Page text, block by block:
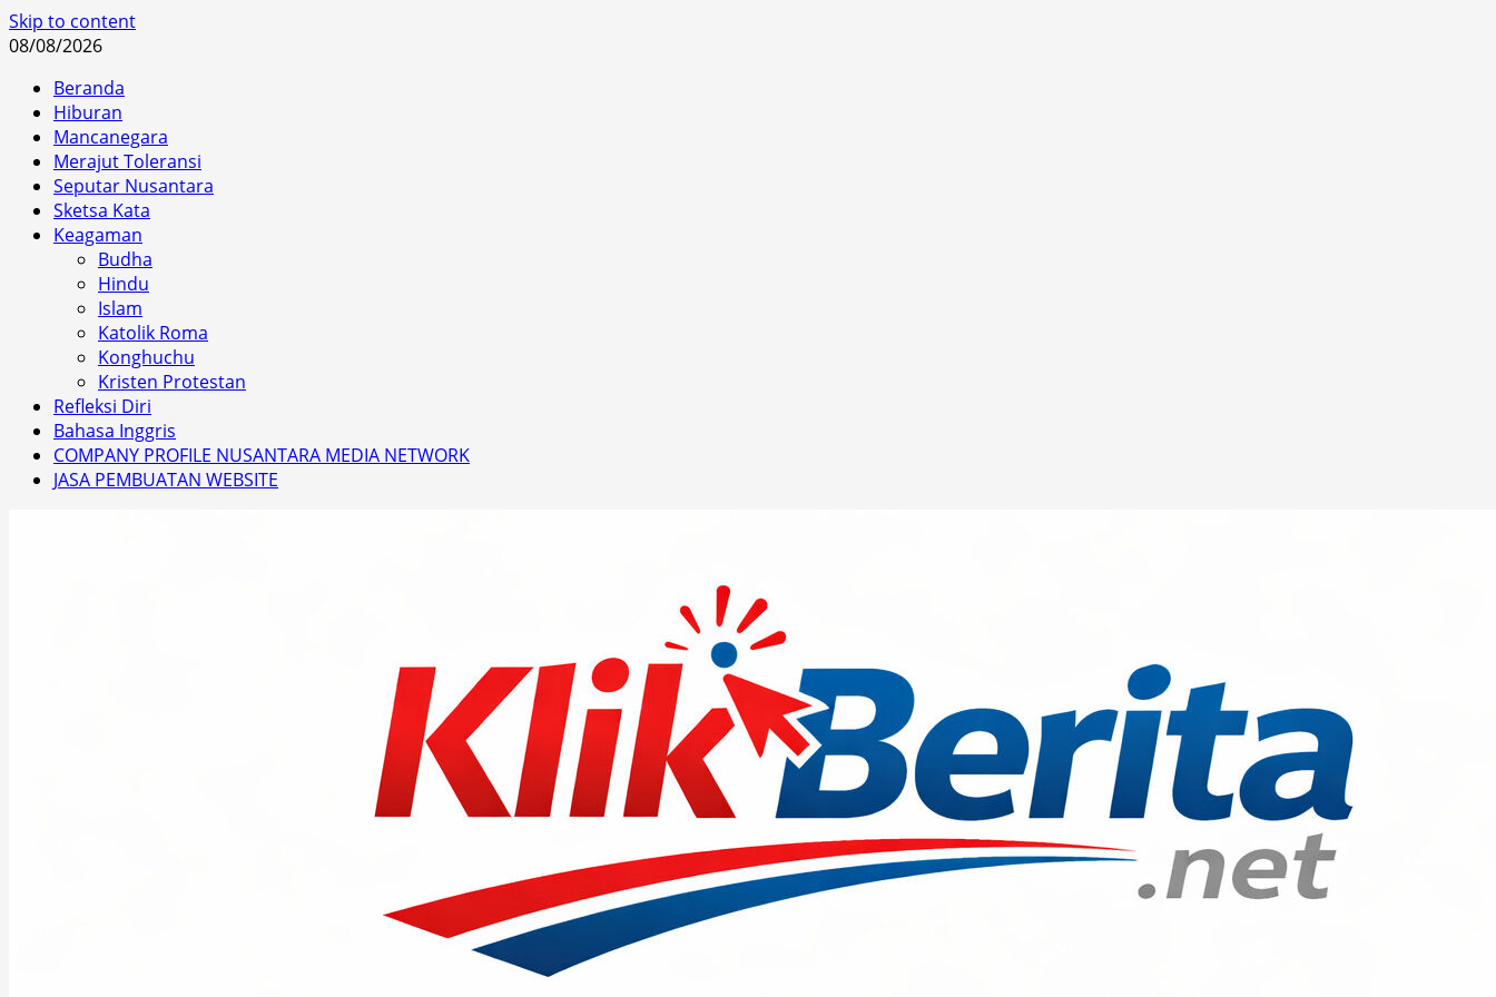
Skip to content
08/08/2026
Beranda
Hiburan
Mancanegara
Merajut Toleransi
Seputar Nusantara
Sketsa Kata
Keagaman
Budha
Hindu
Islam
Katolik Roma
Konghuchu
Kristen Protestan
Refleksi Diri
Bahasa Inggris
COMPANY PROFILE NUSANTARA MEDIA NETWORK
JASA PEMBUATAN WEBSITE